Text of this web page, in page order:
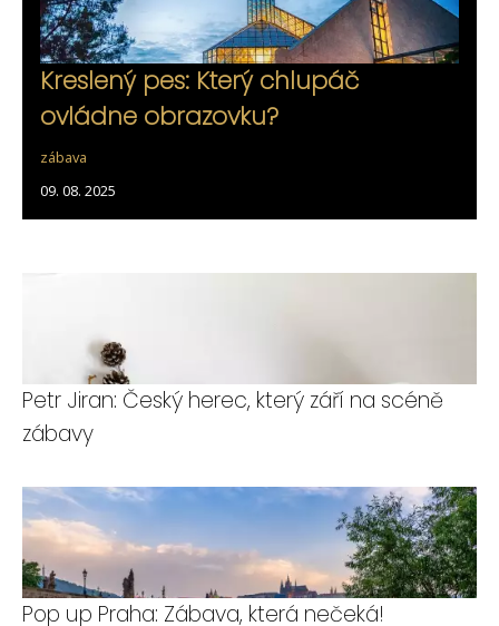
Kreslený pes: Který chlupáč
ovládne obrazovku?
zábava
09. 08. 2025
Petr Jiran: Český herec, který září na scéně
zábavy
Pop up Praha: Zábava, která nečeká!